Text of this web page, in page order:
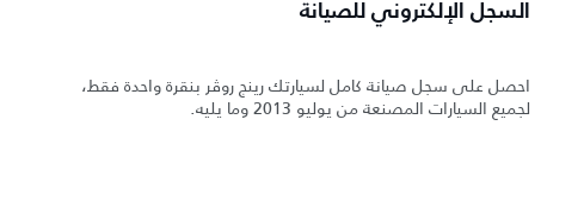
السجل الإلكتروني للصيانة
احصل على سجل صيانة كامل لسيارتك رينج روڤر بنقرة واحدة فقط،
لجميع السيارات المصنعة من يوليو 2013 وما يليه.